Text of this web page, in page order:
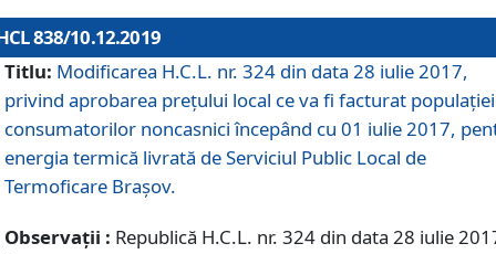
838/10.12.2019
Titlu: Modificarea H.C.L. nr. 324 din data 28 iulie 2017,
privind aprobarea preţului local ce va fi facturat
consumatorilor noncasnici începând cu 01 iulie 2017,
energia termică livrată de Serviciul Public Local de
Termoficare Braşov.
Observații : Republică H.C.L. nr. 324 din data 28 iulie